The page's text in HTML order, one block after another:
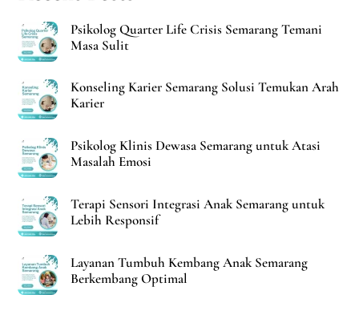
Psikolog Quarter Life Crisis Semarang Temani
Masa Sulit
Konseling Karier Semarang Solusi Temukan Arah
Karier
Psikolog Klinis Dewasa Semarang untuk Atasi
Masalah Emosi
Terapi Sensori Integrasi Anak Semarang untuk
Lebih Responsif
Layanan Tumbuh Kembang Anak Semarang
Berkembang Optimal